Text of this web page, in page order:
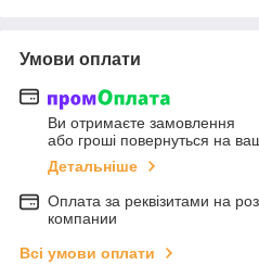
Умови оплати
Ви отримаєте замовлення
або гроші повернуться на
Детальніше
Оплата за реквізитами на
компании
Всі умови оплати